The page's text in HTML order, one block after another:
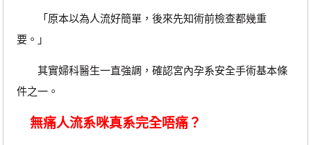
「原本以為人流好簡單，後來先知術前檢查都幾重
要。」
其實婦科醫生一直強調，確認宮內孕系安全手術基本條
件之一。
無痛人流系咪真系完全唔痛？